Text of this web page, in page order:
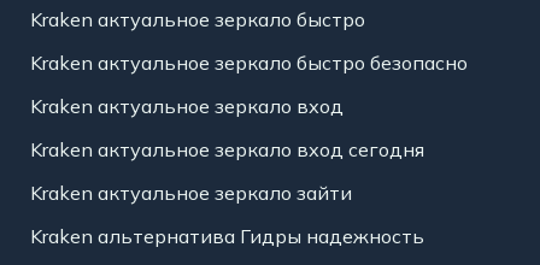
Kraken актуальное зеркало быстро
Kraken актуальное зеркало быстро безопасно
Kraken актуальное зеркало вход
Kraken актуальное зеркало вход сегодня
Kraken актуальное зеркало зайти
Kraken альтернатива Гидры надежность